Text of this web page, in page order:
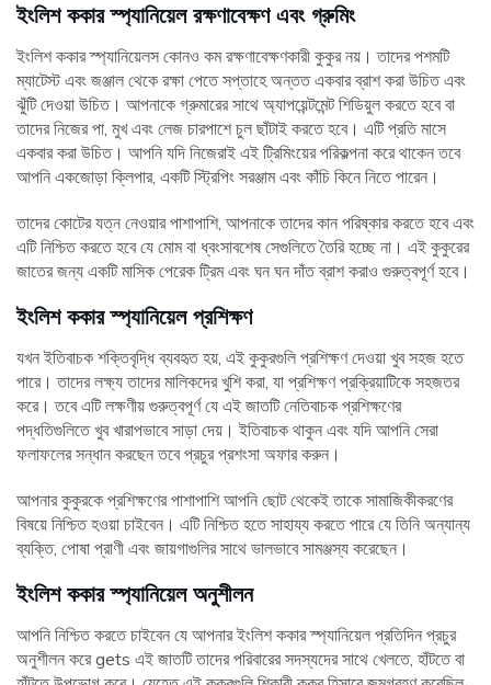
ইংলিশ ককার স্প্যানিয়েল রক্ষণাবেক্ষণ এবং গ্রুমিং
ইংলিশ ককার স্প্যানিয়েলস কোনও কম রক্ষণাবেক্ষণকারী কুকুর নয়। তাদের পশমটি
ম্যাটেস্ট এবং জঞ্জাল থেকে রক্ষা পেতে সপ্তাহে অন্তত একবার ব্রাশ করা উচিত এবং
ঝুঁটি দেওয়া উচিত। আপনাকে গ্রুমারের সাথে অ্যাপয়েন্টমেন্ট শিডিয়ুল করতে হবে বা
তাদের নিজের পা, মুখ এবং লেজ চারপাশে চুল ছাঁটাই করতে হবে। এটি প্রতি মাসে
একবার করা উচিত। আপনি যদি নিজেরাই এই ট্রিমিংয়ের পরিকল্পনা করে থাকেন তবে
আপনি একজোড়া ক্লিপার, একটি স্ট্রিপিং সরঞ্জাম এবং কাঁচি কিনে নিতে পারেন।
তাদের কোটের যত্ন নেওয়ার পাশাপাশি, আপনাকে তাদের কান পরিষ্কার করতে হবে এবং
এটি নিশ্চিত করতে হবে যে মোম বা ধ্বংসাবশেষ সেগুলিতে তৈরি হচ্ছে না। এই কুকুরের
জাতের জন্য একটি মাসিক পেরেক ট্রিম এবং ঘন ঘন দাঁত ব্রাশ করাও গুরুত্বপূর্ণ হবে।
ইংলিশ ককার স্প্যানিয়েল প্রশিক্ষণ
যখন ইতিবাচক শক্তিবৃদ্ধি ব্যবহৃত হয়, এই কুকুরগুলি প্রশিক্ষণ দেওয়া খুব সহজ হতে
পারে। তাদের লক্ষ্য তাদের মালিকদের খুশি করা, যা প্রশিক্ষণ প্রক্রিয়াটিকে সহজতর
করে। তবে এটি লক্ষণীয় গুরুত্বপূর্ণ যে এই জাতটি নেতিবাচক প্রশিক্ষণের
পদ্ধতিগুলিতে খুব খারাপভাবে সাড়া দেয়। ইতিবাচক থাকুন এবং যদি আপনি সেরা
ফলাফলের সন্ধান করছেন তবে প্রচুর প্রশংসা অফার করুন।
আপনার কুকুরকে প্রশিক্ষণের পাশাপাশি আপনি ছোট থেকেই তাকে সামাজিকীকরণের
বিষয়ে নিশ্চিত হওয়া চাইবেন। এটি নিশ্চিত হতে সাহায্য করতে পারে যে তিনি অন্যান্য
ব্যক্তি, পোষা প্রাণী এবং জায়গাগুলির সাথে ভালভাবে সামঞ্জস্য করেছেন।
ইংলিশ ককার স্প্যানিয়েল অনুশীলন
আপনি নিশ্চিত করতে চাইবেন যে আপনার ইংলিশ ককার স্প্যানিয়েল প্রতিদিন প্রচুর
অনুশীলন করে gets এই জাতটি তাদের পরিবারের সদস্যদের সাথে খেলতে, হাঁটতে বা